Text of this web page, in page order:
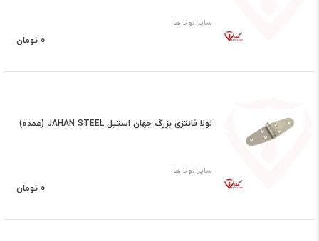
سایر لولا ها
0 تومان
لولا فانتزی بزرگ جهان استیل JAHAN STEEL (عمده)
سایر لولا ها
0 تومان